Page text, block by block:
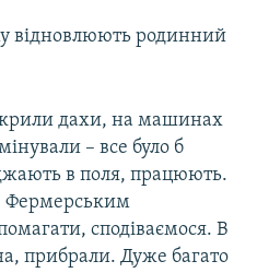
відновлюють родинний
дахи, на машинах
– все було б
в поля, працюють.
Фермерським
сподіваємося. В
прибрали. Дуже багато